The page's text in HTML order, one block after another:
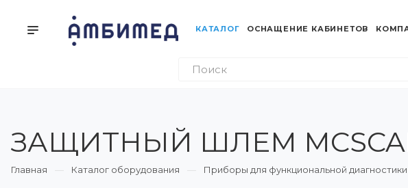
КАТАЛОГ ОСНАЩЕНИЕ КАБИНЕТОВ
ЗАЩИТНЫЙ ШЛЕМ
Главная Каталог оборудования Приборы для функциональной диагностики